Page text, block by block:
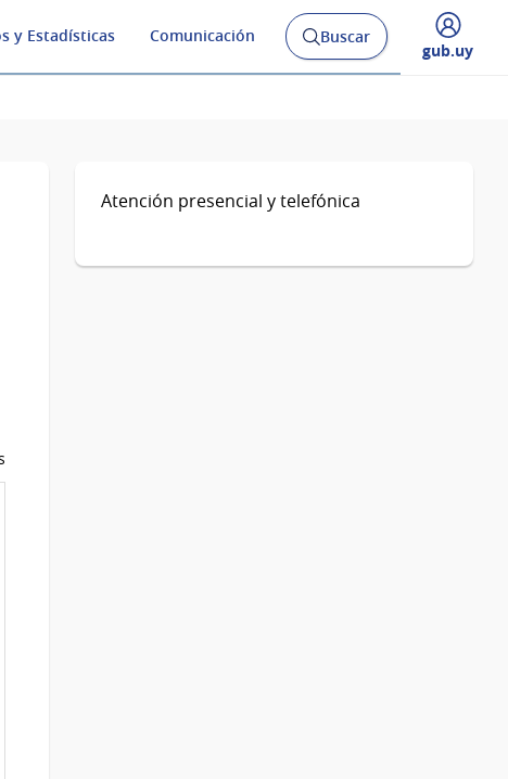
y Estadísticas Comunicación
Abrir
buscador
Buscar
Desplegar
gub.uy
Atención presencial y telefónica